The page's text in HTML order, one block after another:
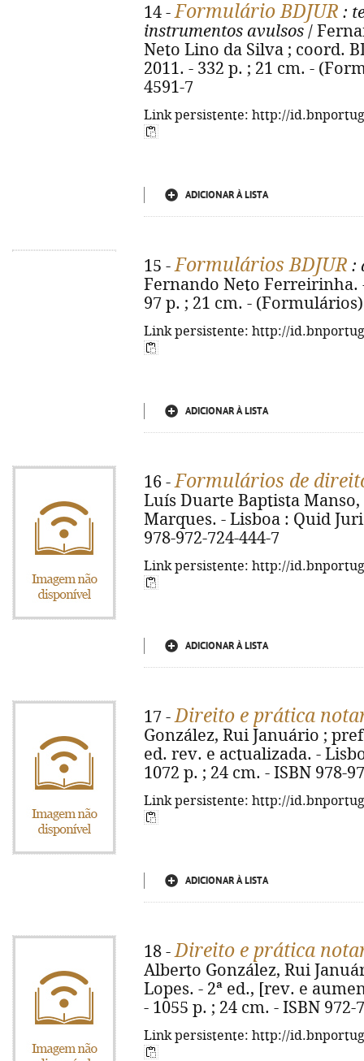
14 -Formulário BDJUR :
instrumentos avulsos /
Neto Lino da Silva ; coord.
2011. - 332 p. ; 21 cm. -
4591-7
Link persistente: http://
ADICIONAR À LISTA
15 -Formulários BDJUR :
Fernando Neto Ferreirinha.
97 p. ; 21 cm. -
Link persistente: http://
ADICIONAR À LISTA
16 -Formulários de
Luís Duarte Baptista Manso,
Marques. - Lisboa : Quid
978-972-724-444-7
Link persistente: http://
ADICIONAR À LISTA
17 -Direito e prática
González, Rui Januário ;
ed. rev. e actualizada. -
1072 p. ; 24 cm. - ISBN 978-
Link persistente: http://
ADICIONAR À LISTA
18 -Direito e prática
Alberto González, Rui
Lopes. - 2ª ed., [rev. e
- 1055 p. ; 24 cm. - ISBN 972-
Link persistente: http://